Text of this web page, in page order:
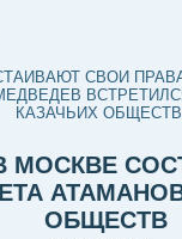
СВОИ
КАЗАЧЬИХ ОБЩЕСТВ
В МОСКВЕ
ОБЩЕСТВ